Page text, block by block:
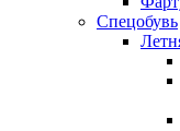
Спецобувь